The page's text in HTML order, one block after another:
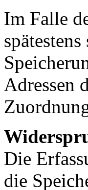
Im Falle
Adressen
Die
die